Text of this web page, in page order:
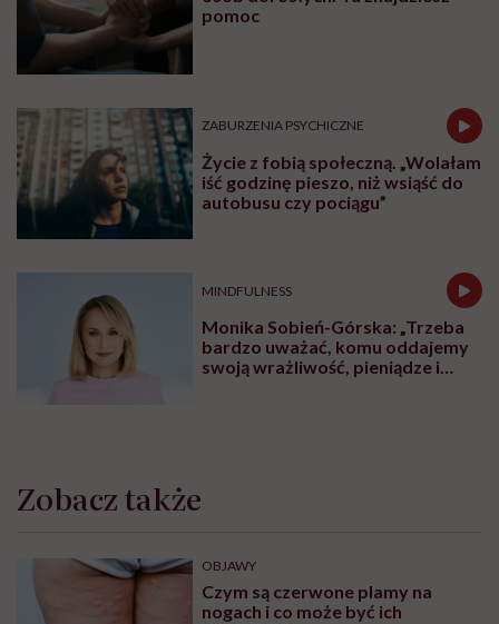
pomoc
ZABURZENIA PSYCHICZNE
Życie z fobią społeczną. „Wolałam
iść godzinę pieszo, niż wsiąść do
autobusu czy pociągu”
MINDFULNESS
Monika Sobień-Górska: „Trzeba
bardzo uważać, komu oddajemy
swoją wrażliwość, pieniądze i
Zobacz także
OBJAWY
Czym są czerwone plamy na
nogach i co może być ich